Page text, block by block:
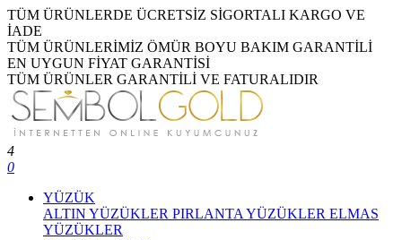
TÜM ÜRÜNLERDE ÜCRETSİZ SİGORTALI KARGO VE
İADE
TÜM ÜRÜNLERİMİZ ÖMÜR BOYU BAKIM GARANTİLİ
EN UYGUN FİYAT GARANTİSİ
TÜM ÜRÜNLER GARANTİLİ VE FATURALIDIR
4
0
YÜZÜK
ALTIN YÜZÜKLER PIRLANTA YÜZÜKLER ELMAS
YÜZÜKLER